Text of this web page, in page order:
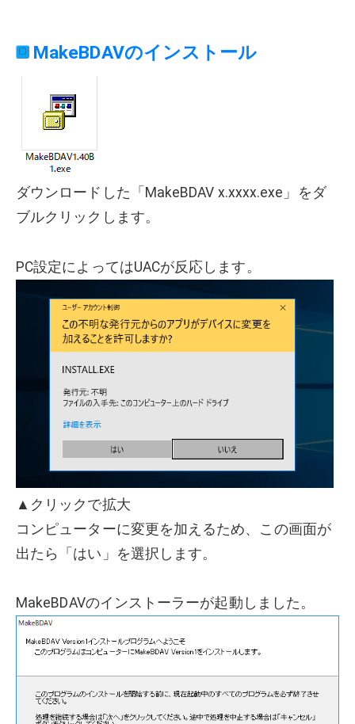
MakeBDAVのインストール
ダウンロードした「MakeBDAV x.xxxx.exe」をダ
ブルクリックします。
PC設定によってはUACが反応します。
▲クリックで拡大
コンピューターに変更を加えるため、この画面が
出たら「はい」を選択します。
MakeBDAVのインストーラーが起動しました。